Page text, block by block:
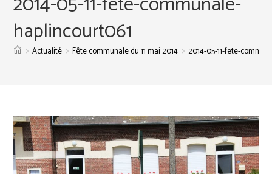
haplincourt061
> Actualité > Fête communale du 11 mai 2014 > 2014-05-11-fete-